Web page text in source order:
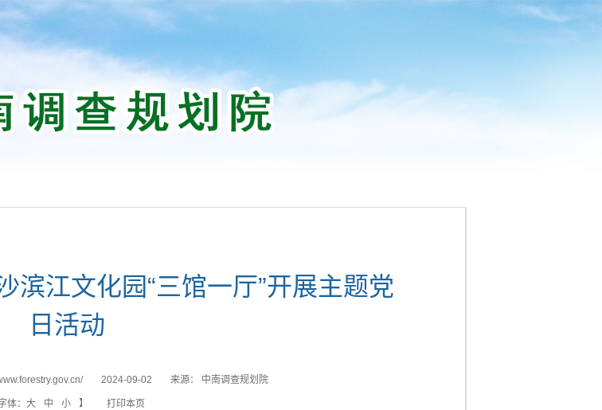
滨江文化园“三馆一厅”开展主题党
日活动
2024-09-02 来源： 中南调查规划院
体： 大 中 小 】 打印本页